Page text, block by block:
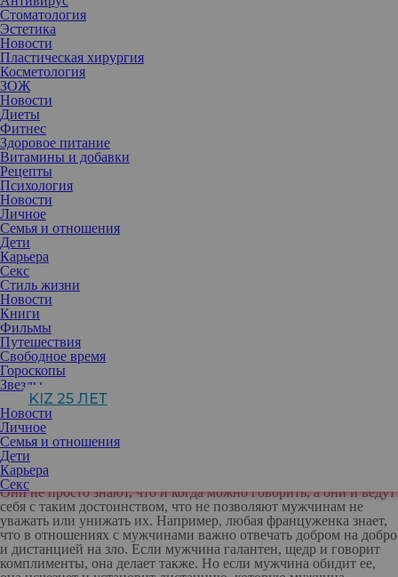
Стоматология
Эстетика
Новости
Пластическая хирургия
Косметология
ЗОЖ
Новости
Диеты
Фитнес
Здоровое питание
Витамины и добавки
Рецепты
Психология
Новости
Личное
Семья и отношения
Дети
Карьера
Секс
Стиль жизни
Новости
Книги
Фильмы
Путешествия
Свободное время
Гороскопы
Звезды
KIZ 25 ЛЕТ
Новости
Личное
Семья и отношения
Дети
Карьера
Секс
красоте, сексапильности, шике и умении преподнести себя
французских дам поэты слагают легенды уже несколько
столетий. Но если присмотреться к отдельной француженке
повнимательнее, то и не особенно и красивы черты ее лица, и
ноги не такие длинные, как у славянок, да и одежда не такая
шикарная. Новот почему-то любая француженка у любой
русской мужика уведёт в два счета
А все потому, что француженки психологически мудрые. Они с
детства читают книжки по психологии, а с молоком матери
впитывают нейролингвистические приемы программирования
мужчин.
Они не просто знают, что и когда можно говорить, а они и ведут
себя с таким достоинством, что не позволяют мужчинам не
уважать или унижать их. Например, любая француженка знает,
что в отношениях с мужчинами важно отвечать добром на добро
и дистанцией на зло. Если мужчина галантен, щедр и говорит
комплименты, она делает также. Но если мужчина обидит ее,